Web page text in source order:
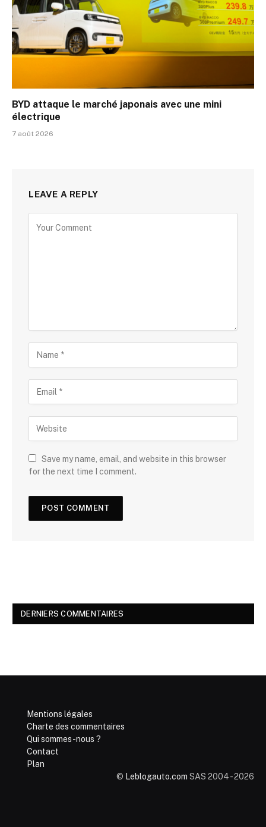
BYD attaque le marché japonais avec une mini
électrique
7 août 2026
LEAVE A REPLY
Save my name, email, and website in this browser
for the next time I comment.
DERNIERS COMMENTAIRES
Mentions légales
Charte des commentaires
Qui sommes-nous ?
Contact
Plan
© Leblogauto.com SAS 2004 - 2026